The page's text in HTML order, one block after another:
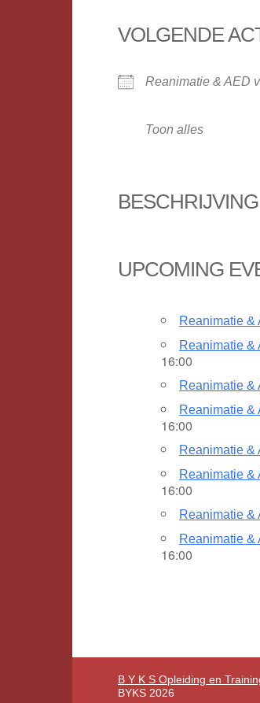
VOLGENDE
Reanimatie & AED
Toon alles
BESCHRIJVING
UPCOMING
Reanimatie &
Reanimatie &
16:00
Reanimatie &
Reanimatie &
16:00
Reanimatie &
Reanimatie &
16:00
Reanimatie &
Reanimatie &
16:00
B Y K S Opleiding en
BYKS 2026